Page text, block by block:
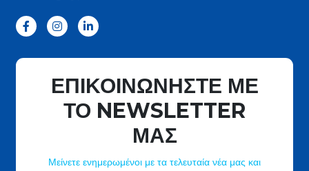
ΕΠΙΚΟΙΝΩΝΗΣΤΕ ΜΕ
ΤΟ NEWSLETTER
ΜΑΣ
Μείνετε ενημερωμένοι με τα τελευταία νέα μας και